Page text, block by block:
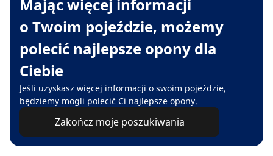
Mając więcej informacji
o Twoim pojeździe, możemy
polecić najlepsze opony dla
Ciebie
Jeśli uzyskasz więcej informacji o swoim pojeździe,
będziemy mogli polecić Ci najlepsze opony.
Zakończ moje poszukiwania